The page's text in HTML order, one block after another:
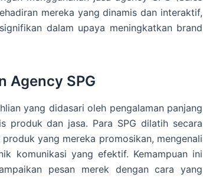
mereka yang dinamis dan interaktif,
dalam upaya meningkatkan brand
Agency SPG
yang didasari oleh pengalaman panjang
produk dan jasa. Para SPG dilatih secara
yang mereka promosikan, mengenali
komunikasi yang efektif. Kemampuan ini
pesan merek dengan cara yang